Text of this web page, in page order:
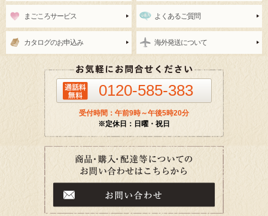
まごころサービス よくあるご質問
カタログのお申込み 海外発送について
0120-585-383
受付時間：午前9時～午後5時20分
※定休日：日曜・祝日